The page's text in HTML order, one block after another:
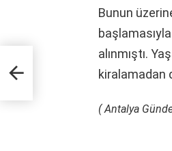
Bunun
alınmıştı.
kiralamadan
( Antalya